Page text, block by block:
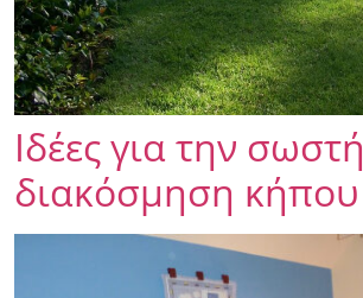
Ιδέες για την σωστή
διακόσμηση κήπου